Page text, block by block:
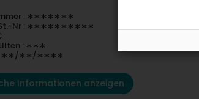
: ∗∗∗∗∗∗∗
Nr : ∗∗∗∗∗∗∗∗∗∗
: ∗∗∗
: ∗∗/∗∗/∗∗∗∗
Informationen anzeigen